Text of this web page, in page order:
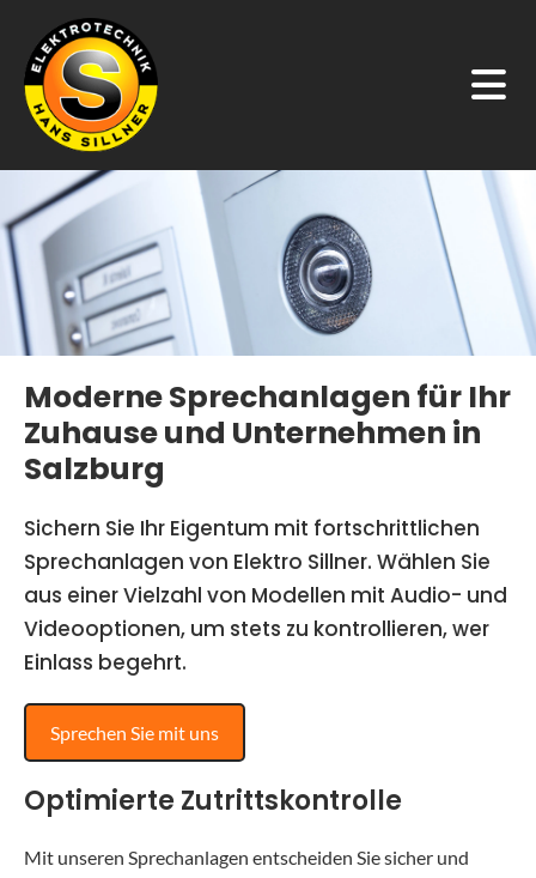
Moderne Sprechanlagen für Ihr
Zuhause und Unternehmen in
Salzburg
Sichern Sie Ihr Eigentum mit fortschrittlichen
Sprechanlagen von Elektro Sillner. Wählen Sie
aus einer Vielzahl von Modellen mit Audio- und
Videooptionen, um stets zu kontrollieren, wer
Einlass begehrt.
Sprechen Sie mit uns
Optimierte Zutrittskontrolle
Mit unseren Sprechanlagen entscheiden Sie sicher und